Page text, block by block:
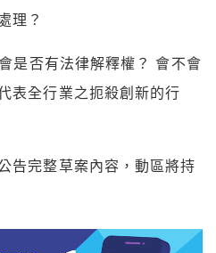
理？
是否有法律解釋權？ 會不會
表全行業之扼殺創新的行
告完整草案內容，動區將持